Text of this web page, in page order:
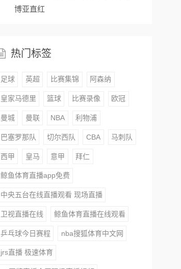
博亚直红
热门标签
足球 英超 比赛集锦 阿森纳
皇家马德里 篮球 比赛录像 欧冠
曼城 曼联 NBA 利物浦
巴塞罗那队 切尔西队 CBA 马刺队
西甲 皇马 意甲 拜仁
鲸鱼体育直播app免费
中央五台在线直播观看 现场直播
卫视直播在线 鲸鱼体育直播在线观看
乒乓球今日赛程 nba搜狐体育中文网
jrs直播 极速体育